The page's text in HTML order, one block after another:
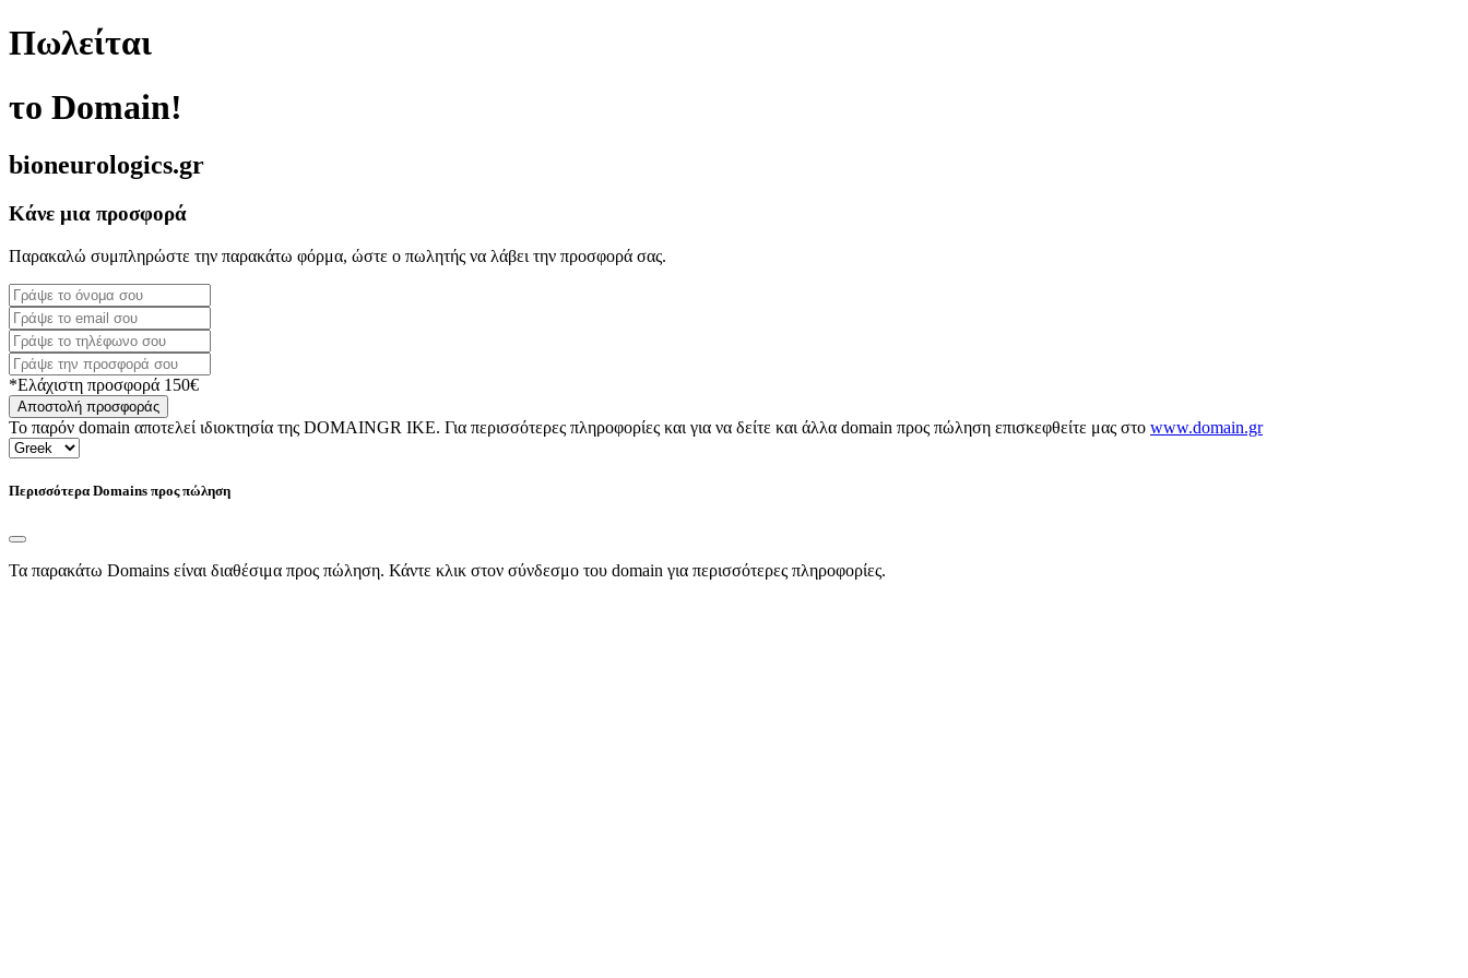
Πωλείται
το Domain!
bioneurologics.gr
Κάνε μια προσφορά
Παρακαλώ συμπληρώστε την παρακάτω φόρμα, ώστε ο πωλητής να λάβει την προσφορά σας.
*Ελάχιστη προσφορά 150€
Αποστολή προσφοράς
Το παρόν domain αποτελεί ιδιοκτησία της DOMAINGR ΙΚΕ. Για περισσότερες πληροφορίες και για να δείτε και άλλα domain προς πώληση επισκεφθείτε μας στο www.domain.gr
Περισσότερα Domains προς πώληση
Τα παρακάτω Domains είναι διαθέσιμα προς πώληση. Κάντε κλικ στον σύνδεσμο του domain για περισσότερες πληροφορίες.